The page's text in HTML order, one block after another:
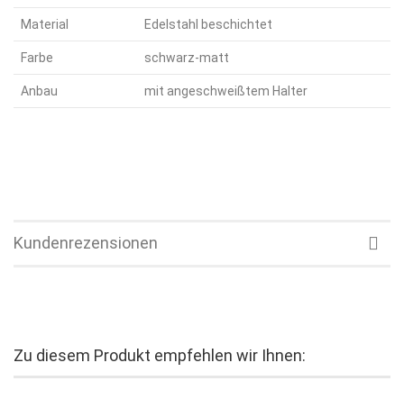
Material Edelstahl beschichtet
Farbe schwarz-matt
Anbau mit angeschweißtem Halter
Kundenrezensionen
Zu diesem Produkt empfehlen wir Ihnen: